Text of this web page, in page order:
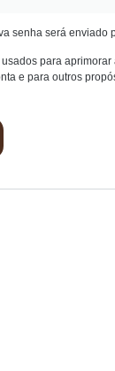
senha será enviado
para
e para outros